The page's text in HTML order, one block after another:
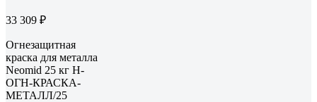
33 309 ₽
Огнезащитная
краска для металла
Neomid 25 кг Н-
ОГН-КРАСКА-
МЕТАЛЛ/25